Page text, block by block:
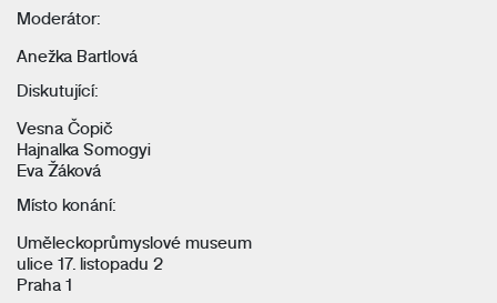
Moderátor:
Anežka Bartlová
Diskutující:
Vesna Čopič
Hajnalka Somogyi
Eva Žáková
Místo konání:
Uměleckoprůmyslové museum
ulice 17. listopadu 2
Praha 1